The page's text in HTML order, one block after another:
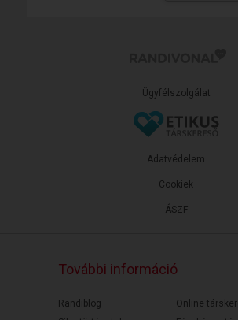
Ügyfélszolgálat
ÁSZF
Adatvédelem
Cookiek
További információ
Randiblog
Online